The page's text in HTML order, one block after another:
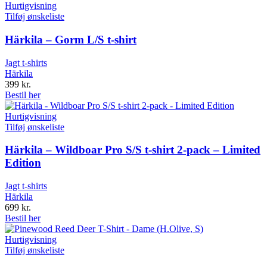
Hurtigvisning
Tilføj ønskeliste
Härkila – Gorm L/S t-shirt
Jagt t-shirts
Härkila
399 kr.
Bestil her
Hurtigvisning
Tilføj ønskeliste
Härkila – Wildboar Pro S/S t-shirt 2-pack – Limited
Edition
Jagt t-shirts
Härkila
699 kr.
Bestil her
Hurtigvisning
Tilføj ønskeliste